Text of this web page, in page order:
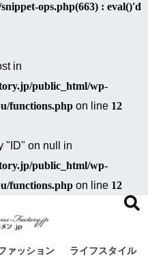
ops.php(663) : eval()'d
in
public_html/wp-
functions.php on line 12
"ID" on null in
public_html/wp-
functions.php on line 12
ァッション ライフスタイル